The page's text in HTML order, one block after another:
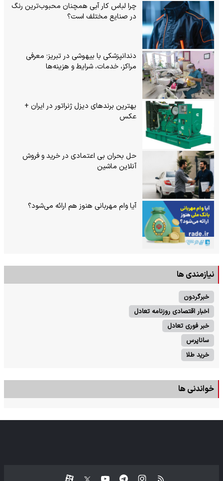
چرا لباس کار آبی همچنان محبوب‌ترین رنگ
در صنایع مختلف است؟
دندانپزشکی با بیهوشی در تبریز؛ معرفی
مراکز، خدمات، شرایط و هزینه‌ها
بهترین برندهای دیزل ژنراتور در ایران +
عکس
حل بحران بی‌ اعتمادی در خرید و فروش
آنلاین ماشین
آیا وام مهربانی هنوز هم ارائه می‌شود؟
نیازمندی ها
خبرگردون
اخبار اقتصادی روزنامه تعادل
خبر فوری تعادل
ساناپرس
خرید طلا
خواندنی ها